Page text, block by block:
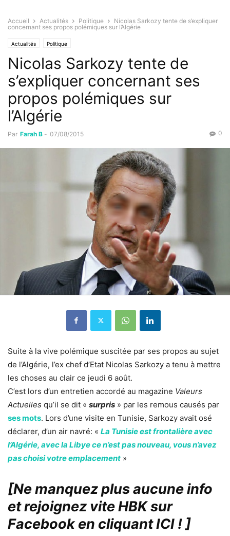
Accueil Actualités Politique
Nicolas Sarkozy tente de s’expliquer
concernant ses propos polémiques sur l’Algérie
Actualités Politique
Nicolas Sarkozy tente de
s’expliquer concernant ses
propos polémiques sur
l’Algérie
Par Farah B - 07/08/2015 0
Suite à la vive polémique suscitée par ses propos au sujet
de l’Algérie, l’ex chef d’Etat Nicolas Sarkozy a tenu à mettre
les choses au clair ce jeudi 6 août.
C’est lors d’un entretien accordé au magazine Valeurs
Actuelles qu’il se dit « surpris » par les remous causés par
ses mots. Lors d’une visite en Tunisie, Sarkozy avait osé
déclarer, d’un air navré: « La Tunisie est frontalière avec
l’Algérie, avec la Libye ce n’est pas nouveau, vous n’avez
pas choisi votre emplacement »
[Ne manquez plus aucune info
et rejoignez vite HBK sur
Facebook en cliquant ICI !]